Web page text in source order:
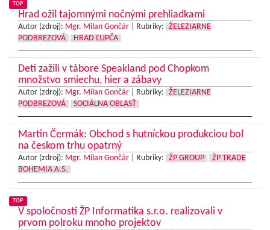
TOP
Hrad ožil tajomnými nočnými prehliadkami
Autor (zdroj): Mgr. Milan Gončár Rubriky:
ŽELEZIARNE
PODBREZOVÁ
HRAD ĽUPČA
Deti zažili v tábore Speakland pod Chopkom
množstvo smiechu, hier a zábavy
Autor (zdroj): Mgr. Milan Gončár Rubriky:
ŽELEZIARNE
PODBREZOVÁ
SOCIÁLNA OBLASŤ
Martin Čermák: Obchod s hutníckou produkciou bol
na českom trhu opatrný
Autor (zdroj): Mgr. Milan Gončár Rubriky: ŽP GROUP
ŽP TRADE
BOHEMIA A.S.
TOP
V spoločnosti ŽP Informatika s.r.o. realizovali v
prvom polroku mnoho projektov